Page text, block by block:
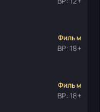
Фильм
ВР: 18+
Фильм
ВР: 18+